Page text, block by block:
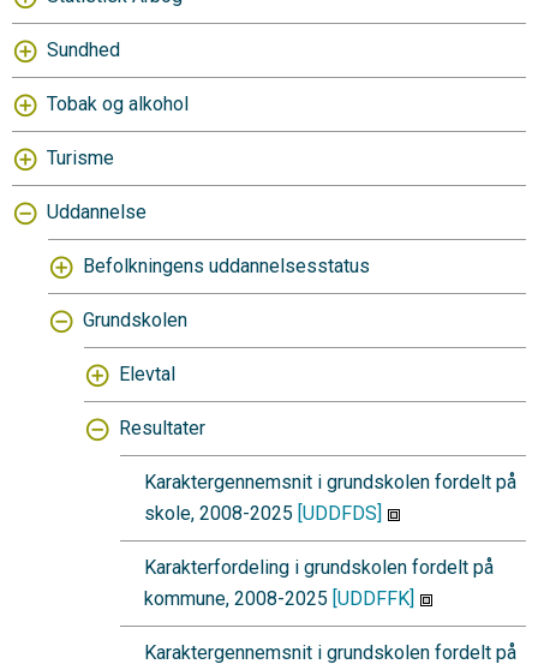
Sundhed
Tobak og alkohol
Turisme
Uddannelse
Befolkningens uddannelsesstatus
Grundskolen
Elevtal
Resultater
Karaktergennemsnit i grundskolen fordelt på
skole, 2008-2025 [UDDFDS]
Karakterfordeling i grundskolen fordelt på
kommune, 2008-2025 [UDDFFK]
Karaktergennemsnit i grundskolen fordelt på